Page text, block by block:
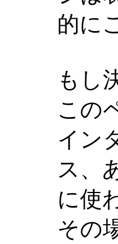
的に
もし
この
イン
ス、
に使
その